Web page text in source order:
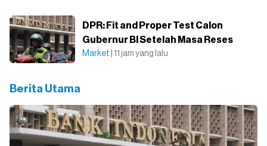
DPR: Fit and Proper Test Calon
Gubernur BI Setelah Masa Reses
Market | 11 jam yang lalu
Berita Utama